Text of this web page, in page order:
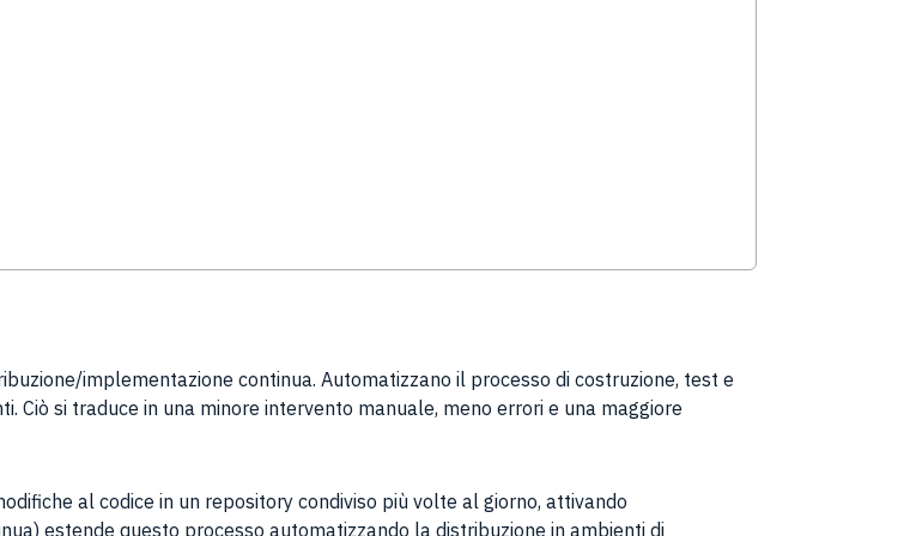
implementazione continua. Automatizzano il processo di costruzione, test e
si traduce in una minore intervento manuale, meno errori e una maggiore
al codice in un repository condiviso più volte al giorno, attivando
estende questo processo automatizzando la distribuzione in ambienti di